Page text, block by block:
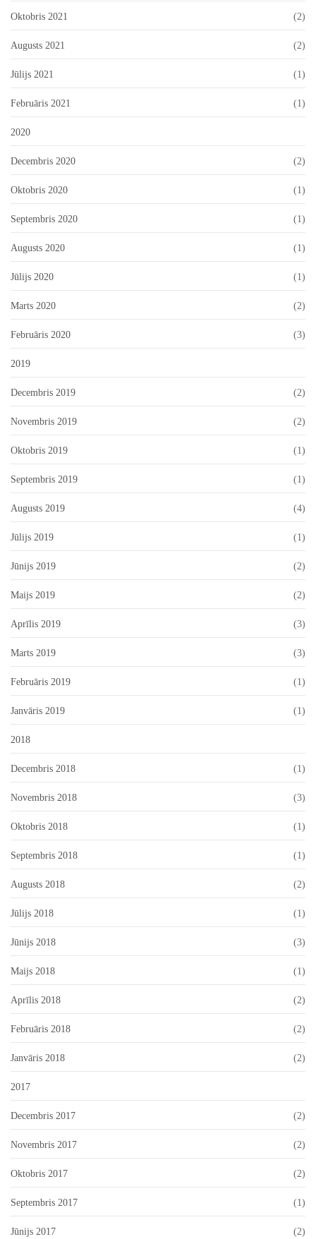
Oktobris 2021 (2)
Augusts 2021 (2)
Jūlijs 2021 (1)
Februāris 2021 (1)
2020
Decembris 2020 (2)
Oktobris 2020 (1)
Septembris 2020 (1)
Augusts 2020 (1)
Jūlijs 2020 (1)
Marts 2020 (2)
Februāris 2020 (3)
2019
Decembris 2019 (2)
Novembris 2019 (2)
Oktobris 2019 (1)
Septembris 2019 (1)
Augusts 2019 (4)
Jūlijs 2019 (1)
Jūnijs 2019 (2)
Maijs 2019 (2)
Aprīlis 2019 (3)
Marts 2019 (3)
Februāris 2019 (1)
Janvāris 2019 (1)
2018
Decembris 2018 (1)
Novembris 2018 (3)
Oktobris 2018 (1)
Septembris 2018 (1)
Augusts 2018 (2)
Jūlijs 2018 (1)
Jūnijs 2018 (3)
Maijs 2018 (1)
Aprīlis 2018 (2)
Februāris 2018 (2)
Janvāris 2018 (2)
2017
Decembris 2017 (2)
Novembris 2017 (2)
Oktobris 2017 (2)
Septembris 2017 (1)
Jūnijs 2017 (2)